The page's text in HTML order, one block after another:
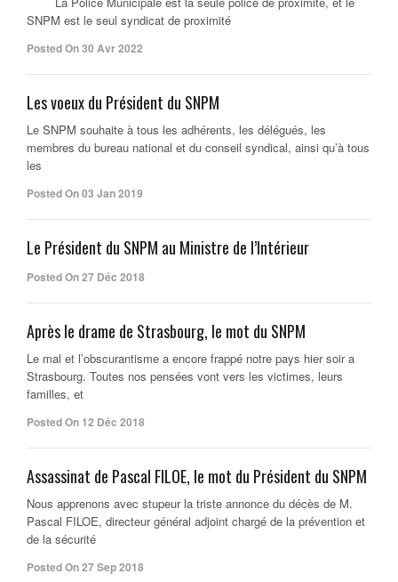
SNPM est le seul syndicat de proximité
Posted On 30 Avr 2022
Les voeux du Président du SNPM
Le SNPM souhaite à tous les adhérents, les délégués, les
membres du bureau national et du conseil syndical, ainsi qu’à tous
les
Posted On 03 Jan 2019
Le Président du SNPM au Ministre de l’Intérieur
Posted On 27 Déc 2018
Après le drame de Strasbourg, le mot du SNPM
Le mal et l’obscurantisme a encore frappé notre pays hier soir a
Strasbourg. Toutes nos pensées vont vers les victimes, leurs
familles, et
Posted On 12 Déc 2018
Assassinat de Pascal FILOE, le mot du Président du SNPM
Nous apprenons avec stupeur la triste annonce du décès de M.
Pascal FILOE, directeur général adjoint chargé de la prévention et
de la sécurité
Posted On 27 Sep 2018